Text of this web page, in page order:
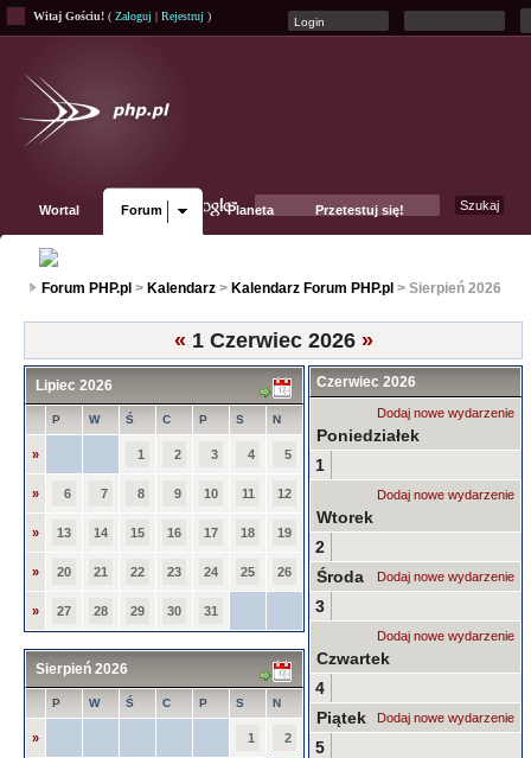
Witaj Gościu! ( Zaloguj | Rejestruj )
Wortal Forum Planeta Przetestuj się!
Forum PHP.pl > Kalendarz > Kalendarz Forum PHP.pl > Sierpień 2026
« 1 Czerwiec 2026 »
Lipiec 2026
P W Ś C P S N
» 1 2 3 4 5
» 6 7 8 9 10 11 12
» 13 14 15 16 17 18 19
» 20 21 22 23 24 25 26
» 27 28 29 30 31
Sierpień 2026
P W Ś C P S N
» 1 2
Czerwiec 2026
Dodaj nowe wydarzenie
Poniedziałek
1
Dodaj nowe wydarzenie
Wtorek
2
Dodaj nowe wydarzenie
Środa
3
Dodaj nowe wydarzenie
Czwartek
4
Dodaj nowe wydarzenie
Piątek
5